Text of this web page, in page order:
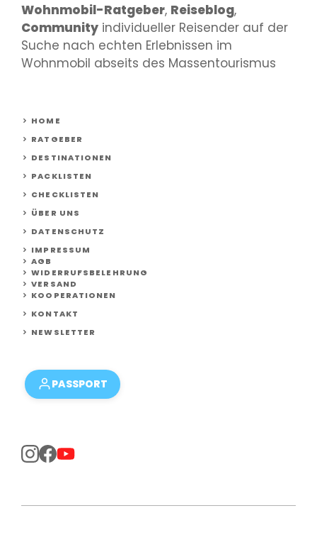
Wohnmobil-Ratgeber, Reiseblog,
Community individueller Reisender auf der
Suche nach echten Erlebnissen im
Wohnmobil abseits des Massentourismus
HOME
RATGEBER
DESTINATIONEN
PACKLISTEN
CHECKLISTEN
ÜBER UNS
DATENSCHUTZ
IMPRESSUM
AGB
WIDERRUFSBELEHRUNG
VERSAND
KOOPERATIONEN
KONTAKT
NEWSLETTER
PASSPORT